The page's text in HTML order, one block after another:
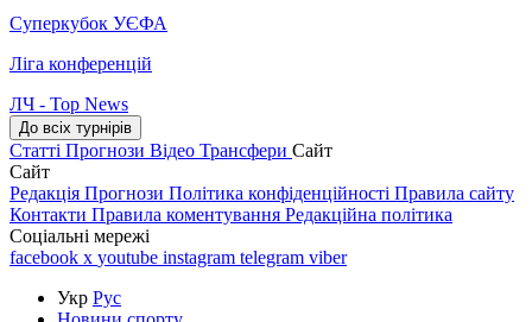
Суперкубок УЄФА
Ліга конференцій
ЛЧ - Top News
До всіх турнірів
Статті Прогнози Відео Трансфери Сайт
Сайт
Редакція Прогнози Політика конфіденційності Правила сайту
Контакти Правила коментування Редакційна політика
Соціальні мережі
facebook x youtube instagram telegram viber
Укр Рус